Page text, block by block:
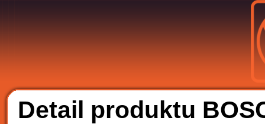
Detail produktu